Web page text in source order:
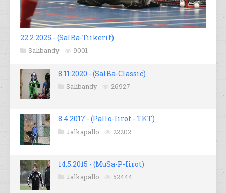
22.2.2025 - (SalBa-Tiikerit)
Salibandy 9001
8.11.2020 - (SalBa-Classic)
Salibandy 26927
8.4.2017 - (Pallo-Iirot - TKT)
Jalkapallo 22202
14.5.2015 - (MuSa-P-Iirot)
Jalkapallo 52444